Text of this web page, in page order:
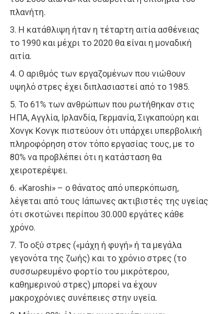
πλανήτη.
3. Η κατάθλιψη ήταν η τέταρτη αιτία ασθένειας
το 1990 και μέχρι το 2020 θα είναι η μοναδική
αιτία.
4. Ο αριθμός των εργαζομένων που νιώθουν
υψηλό στρες έχει διπλασιαστεί από το 1985.
5. Το 61% των ανθρώπων που ρωτήθηκαν στις
ΗΠΑ, Αγγλία, Ιρλανδία, Γερμανία, Σιγκαπούρη και
Χονγκ Κονγκ πιστεύουν ότι υπάρχει υπερβολική
πληροφόρηση στον τόπο εργασίας τους, με το
80% να προβλέπει ότι η κατάσταση θα
χειροτερέψει.
6. «Karoshi» – ο θάνατος από υπερκόπωση,
λέγεται από τους Ιάπωνες ακτιβιστές της υγείας
ότι σκοτώνει περίπου 30.000 εργάτες κάθε
χρόνο.
7. Το οξύ στρες («μάχη ή φυγή» ή τα μεγάλα
γεγονότα της ζωής) και το χρόνιο στρες (το
συσσωρευμένο φορτίο του μικρότερου,
καθημερινού στρες) μπορεί να έχουν
μακροχρόνιες συνέπειες στην υγεία.